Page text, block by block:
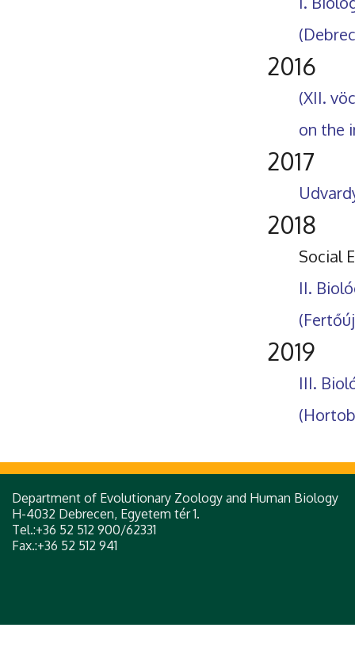
2016
(XII.
on the
2017
2018
Social
II.
2019
III.
Department of Evolutionary Zoology and Human Biology
H-4032 Debrecen, Egyetem tér 1.
Tel.:+36 52 512 900/62331
Fax.:+36 52 512 941